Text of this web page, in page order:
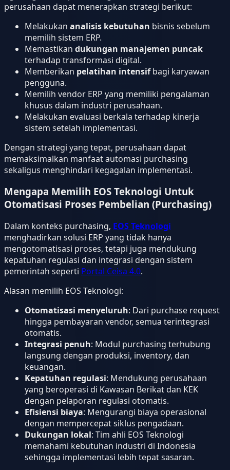
perusahaan dapat menerapkan strategi berikut:
Melakukan analisis kebutuhan bisnis sebelum
memilih sistem ERP.
Memastikan dukungan manajemen puncak
terhadap transformasi digital.
Memberikan pelatihan intensifbagi karyawan
pengguna.
Memilih vendor ERP yang memiliki pengalaman
khusus dalam industri perusahaan.
Melakukan evaluasi berkala terhadap kinerja
sistem setelah implementasi.
Dengan strategi yang tepat, perusahaan dapat
memaksimalkan manfaat automasi purchasing
sekaligus menghindari kegagalan implementasi.
Mengapa Memilih EOS Teknologi Untuk
Otomatisasi Proses Pembelian (Purchasing)
Dalam konteks purchasing, EOS Teknologi
menghadirkan solusi ERP yang tidak hanya
mengotomatisasi proses, tetapi juga mendukung
kepatuhan regulasi dan integrasi dengan sistem
pemerintah seperti Portal Ceisa 4.0.
Alasan memilih EOS Teknologi:
Otomatisasi menyeluruh: Dari purchase request
hingga pembayaran vendor, semua terintegrasi
otomatis.
Integrasi penuh: Modul purchasing terhubung
langsung dengan produksi, inventory, dan
keuangan.
Kepatuhan regulasi: Mendukung perusahaan
yang beroperasi di Kawasan Berikat dan KEK
dengan pelaporan regulasi otomatis.
Efisiensi biaya: Mengurangi biaya operasional
dengan mempercepat siklus pengadaan.
Dukungan lokal: Tim ahli EOS Teknologi
memahami kebutuhan industri di Indonesia
sehingga implementasi lebih tepat sasaran.